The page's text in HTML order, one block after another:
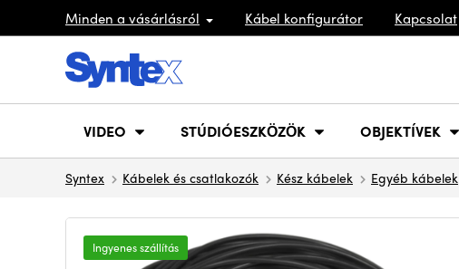
Minden a vásárlásról Kábel konfigurátor Kapcsolat
VIDEO STÚDIÓESZKÖZÖK OBJEKTÍVEK
Syntex Kábelek és csatlakozók Kész kábelek Egyéb kábelek
Ingyenes szállítás